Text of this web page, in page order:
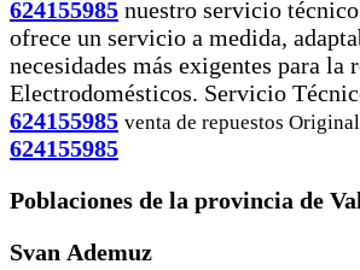
624155985 nuestro servicio
ofrece un servicio a medida,
necesidades más exigentes para la
Electrodomésticos. Servicio
624155985 venta de repuestos
624155985
Poblaciones de la provincia de
Svan Ademuz